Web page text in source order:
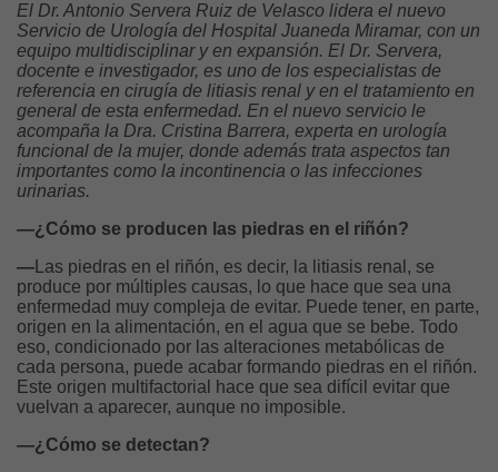
El Dr. Antonio Servera Ruiz de Velasco lidera el nuevo
Servicio de Urología del Hospital Juaneda Miramar, con un
equipo multidisciplinar y en expansión. El Dr. Servera,
docente e investigador, es uno de los especialistas de
referencia en cirugía de litiasis renal y en el tratamiento en
general de esta enfermedad. En el nuevo servicio le
acompaña la Dra. Cristina Barrera, experta en urología
funcional de la mujer, donde además trata aspectos tan
importantes como la incontinencia o las infecciones
urinarias.
—¿Cómo se producen las piedras en el riñón?
— Las piedras en el riñón, es decir, la litiasis renal, se
produce por múltiples causas, lo que hace que sea una
enfermedad muy compleja de evitar. Puede tener, en parte,
origen en la alimentación, en el agua que se bebe. Todo
eso, condicionado por las alteraciones metabólicas de
cada persona, puede acabar formando piedras en el riñón.
Este origen multifactorial hace que sea difícil evitar que
vuelvan a aparecer, aunque no imposible.
—¿Cómo se detectan?